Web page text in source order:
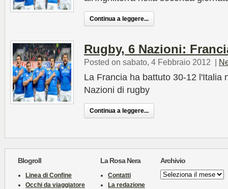
Continua a leggere...
Rugby, 6 Nazioni:
Posted on sabato, 4 Febbraio 2012 |
La Francia ha battuto 30-12 l'Italia
Nazioni di rugby
Continua a leggere...
Blogroll
Linea di Confine
Occhi da viaggiatore
La Rosa Nera
Contatti
La redazione
Archivio
Archivio